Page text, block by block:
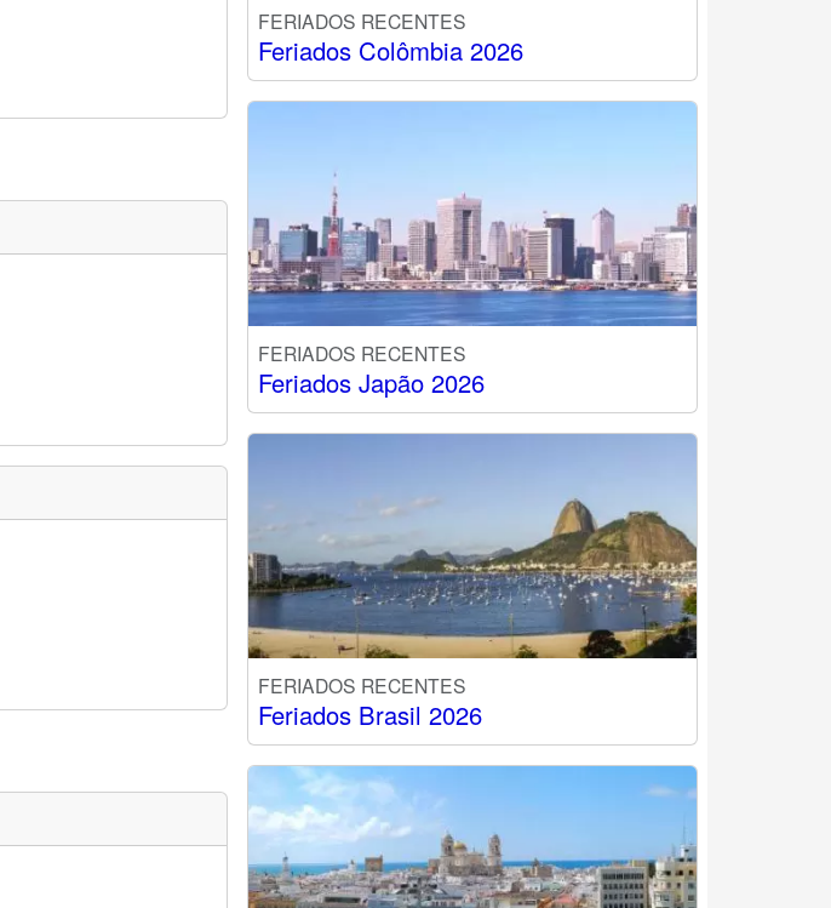
FERIADOS RECENTES
Feriados Colômbia 2026
FERIADOS RECENTES
Feriados Japão 2026
FERIADOS RECENTES
Feriados Brasil 2026